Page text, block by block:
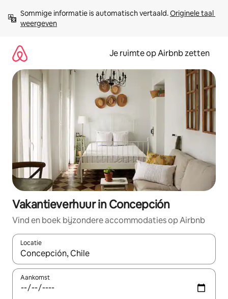
direct
naar
Sommige informatie is automatisch vertaald. Originele taal
weergeven
Je ruimte op Airbnb zetten
Vakantieverhuur in Concepción
Vind en boek bijzondere accommodaties op Airbnb
Locatie
Wanneer er suggesties beschikbaar zijn, maak je een keuze
Aankomst